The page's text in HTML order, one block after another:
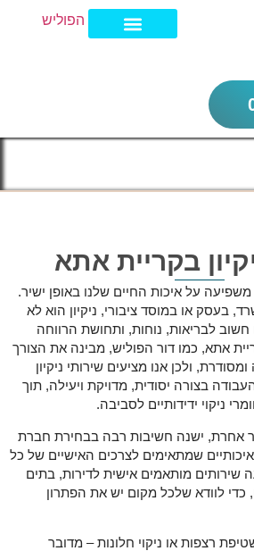
בקריית אתא
על איכות החיים שלנו באופן ישיר.
בעסק או במוסד ציבורי, ניקיון הוא לא
חשוב לבריאות, נוחות, ותחושת הרווחה
אתא, כמו דור הפוליש, מבינה את הצורך
ולכן אנו מציעים שירותי ניקיון
בצורה יסודית, מדויקת ויעילה, תוך
ניקוי ידידותיים לסביבה.
אחרת, ישנה חשיבות רבה בבחירת חברת
שמתאימים לצרכים האישיים של כל
שירותים מותאמים אישית לדירות, בתים
כדי לוודא שלכל מקום יש את הפתרון
רצפות או ניקוי חלונות – מדובר